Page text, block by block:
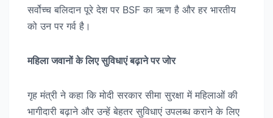
सर्वोच्च बलिदान पूरे देश पर BSF का ऋण है और हर भारतीय
को उन पर गर्व है।
महिला जवानों के लिए सुविधाएं बढ़ाने पर जोर
गृह मंत्री ने कहा कि मोदी सरकार सीमा सुरक्षा में महिलाओं की
भागीदारी बढ़ाने और उन्हें बेहतर सुविधाएं उपलब्ध कराने के लिए